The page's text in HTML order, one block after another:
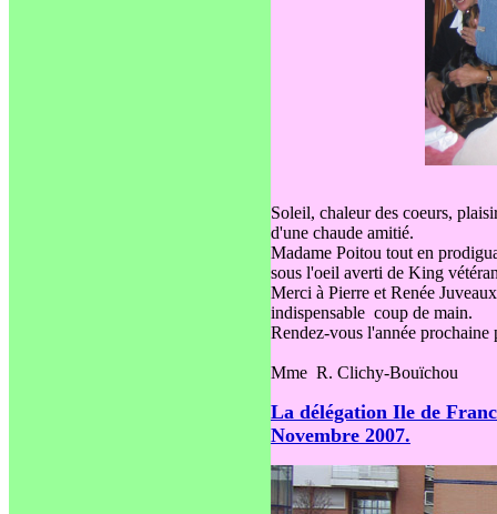
Soleil, chaleur des coeurs,
d'une chaude amitié.
Madame Poitou tout en
sous l'oeil averti de King
Merci à Pierre et Renée
indispensable coup de main.
Rendez-vous l'année
Mme R. Clichy-Bouïchou
La délégation Ile de
Novembre 2007.